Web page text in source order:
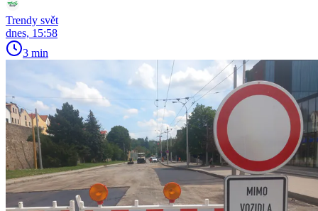
Trendy svět
dnes, 15:58
3 min